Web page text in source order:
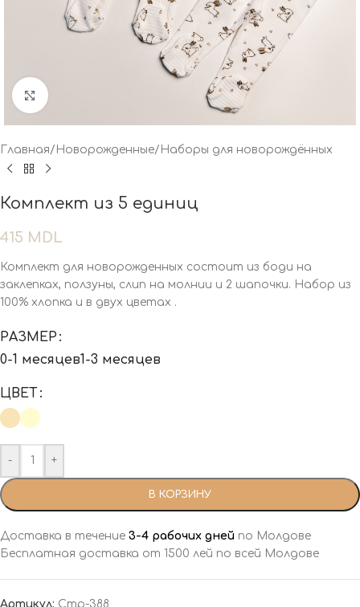
Нажмите, чтобы увеличить
Главная/ Новорожденные/ Наборы для новорождённых
Комплект из 5 единиц
415 MDL
Комплект для новорожденных состоит из боди на
заклепках, ползуны, слип на молнии и 2 шапочки. Набор из
100% хлопка и в двух цветах .
РАЗМЕР
0-1 месяцев1-3 месяцев
ЦВЕТ
- +
В КОРЗИНУ
Доставка в течение 3-4 рабочих дней по Молдове
Бесплатная доставка от 1500 лей по всей Молдове
Артикул: Cmp-388